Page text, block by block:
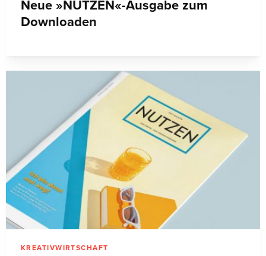
Neue »NUTZEN«-Ausgabe zum
Downloaden
KREATIVWIRTSCHAFT